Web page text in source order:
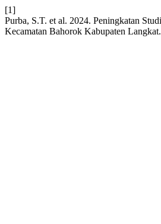
[1]
Purba, S.T. et al. 2024. Peningkatan
Kecamatan Bahorok Kabupaten Langkat.